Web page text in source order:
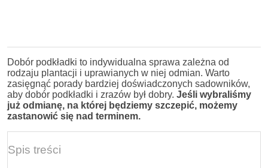
Dobór podkładki to indywidualna sprawa zależna od
rodzaju plantacji i uprawianych w niej odmian. Warto
zasięgnąć porady bardziej doświadczonych sadowników,
aby dobór podkładki i zrazów był dobry. Jeśli wybraliśmy
już odmianę, na której będziemy szczepić, możemy
zastanowić się nad terminem.
Spis treści